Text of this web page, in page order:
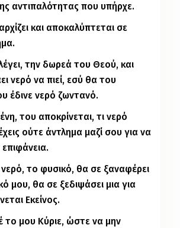
αντιπαλότητας που υπήρχε.
και αποκαλύπτεται σε
την δωρεά του Θεού, και
νερό να πιεί, εσύ θα του
έδινε νερό ζωντανό.
του αποκρίνεται, τι νερό
ούτε άντλημα μαζί σου για να
το φυσικό, θα σε ξαναφέρει
μου, θα σε ξεδιψάσει μια για
Εκείνος.
το μου Κύριε, ώστε να μην